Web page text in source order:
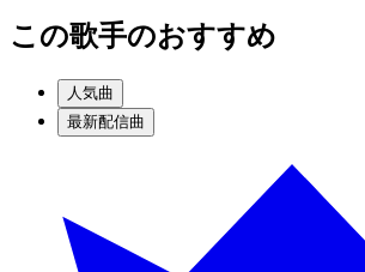
この歌手のおすすめ
人気曲
最新配信曲